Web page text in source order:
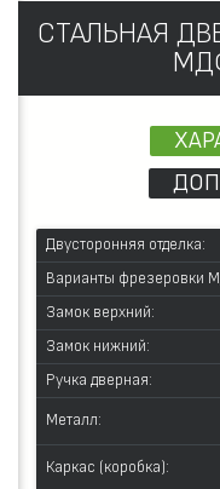
СТАЛЬНАЯ
Двусторонняя отделка:
Варианты фрезеровки
Замок верхний:
Замок нижний:
Ручка дверная:
Металл:
Каркас (коробка):